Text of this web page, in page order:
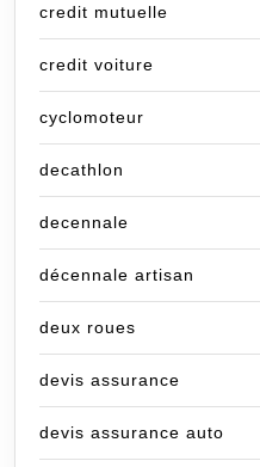
credit mutuelle
credit voiture
cyclomoteur
decathlon
decennale
décennale artisan
deux roues
devis assurance
devis assurance auto